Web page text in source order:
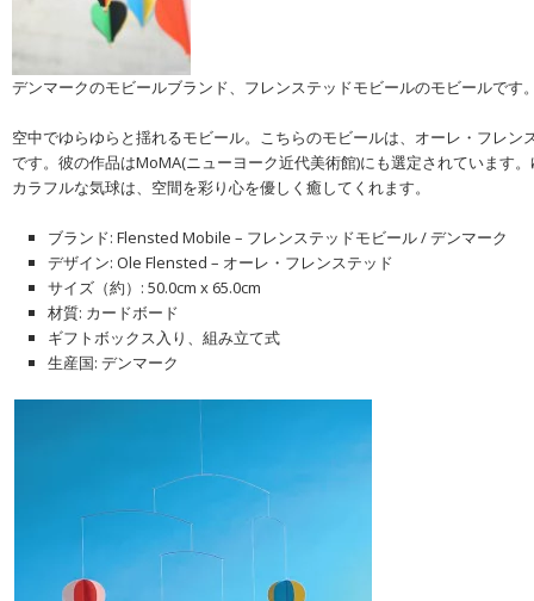
デンマークのモビールブランド、フレンステッドモビールのモビールです
空中でゆらゆらと揺れるモビール。こちらのモビールは、オーレ・フレン
です。彼の作品はMoMA(ニューヨーク近代美術館)にも選定されています
カラフルな気球は、空間を彩り心を優しく癒してくれます。
ブランド: Flensted Mobile – フレンステッドモビール / デンマーク
デザイン: Ole Flensted – オーレ・フレンステッド
サイズ（約）: 50.0cm x 65.0cm
材質: カードボード
ギフトボックス入り、組み立て式
生産国: デンマーク